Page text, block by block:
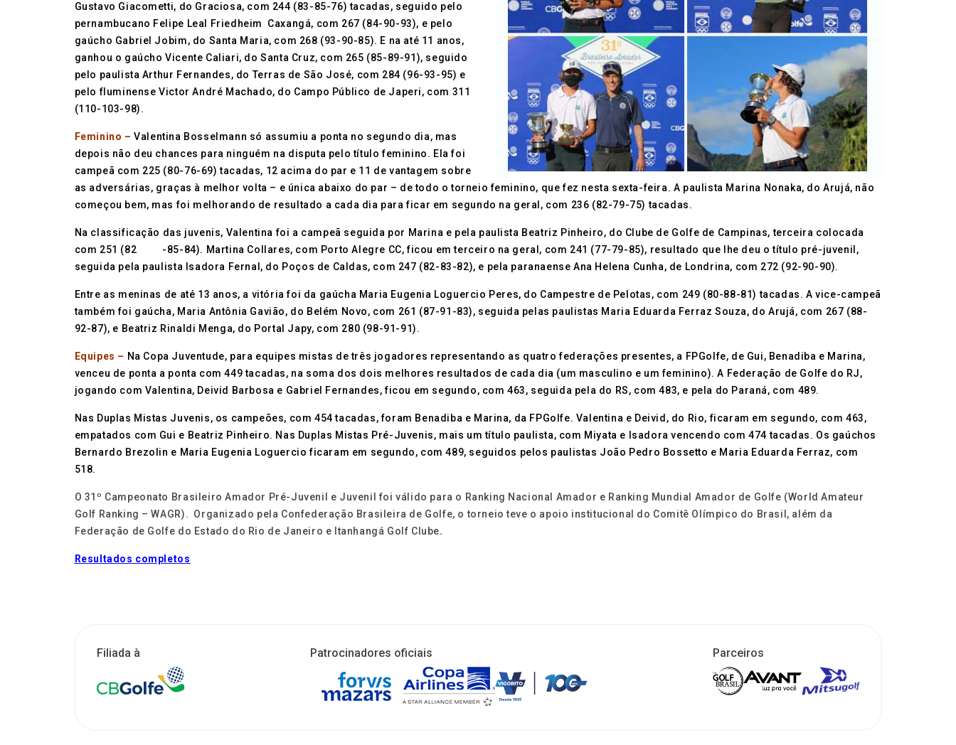
Gustavo Giacometti, do Graciosa, com 244 (83-85-76) tacadas, seguido pelo
pernambucano Felipe Leal Friedheim Caxangá, com 267 (84-90-93), e pelo
gaúcho Gabriel Jobim, do Santa Maria, com 268 (93-90-85). E na até 11 anos,
ganhou o gaúcho Vicente Caliari, do Santa Cruz, com 265 (85-89-91), seguido
pelo paulista Arthur Fernandes, do Terras de São José, com 284 (96-93-95) e
pelo fluminense Victor André Machado, do Campo Público de Japeri, com 311
(110-103-98).
Feminino – Valentina Bosselmann só assumiu a ponta no segundo dia, mas
depois não deu chances para ninguém na disputa pelo título feminino. Ela foi
campeã com 225 (80-76-69) tacadas, 12 acima do par e 11 de vantagem sobre
as adversárias, graças à melhor volta – e única abaixo do par – de todo o torneio feminino, que fez nesta sexta-feira. A paulista Marina Nonaka, do Arujá, não
começou bem, mas foi melhorando de resultado a cada dia para ficar em segundo na geral, com 236 (82-79-75) tacadas.
Na classificação das juvenis, Valentina foi a campeã seguida por Marina e pela paulista Beatriz Pinheiro, do Clube de Golfe de Campinas, terceira colocada
com 251 (82 -85-84). Martina Collares, com Porto Alegre CC, ficou em terceiro na geral, com 241 (77-79-85), resultado que lhe deu o título pré-juvenil,
seguida pela paulista Isadora Fernal, do Poços de Caldas, com 247 (82-83-82), e pela paranaense Ana Helena Cunha, de Londrina, com 272 (92-90-90).
Entre as meninas de até 13 anos, a vitória foi da gaúcha Maria Eugenia Loguercio Peres, do Campestre de Pelotas, com 249 (80-88-81) tacadas. A vice-campeã
também foi gaúcha, Maria Antônia Gavião, do Belém Novo, com 261 (87-91-83), seguida pelas paulistas Maria Eduarda Ferraz Souza, do Arujá, com 267 (88-
92-87), e Beatriz Rinaldi Menga, do Portal Japy, com 280 (98-91-91).
Equipes – Na Copa Juventude, para equipes mistas de três jogadores representando as quatro federações presentes, a FPGolfe, de Gui, Benadiba e Marina,
venceu de ponta a ponta com 449 tacadas, na soma dos dois melhores resultados de cada dia (um masculino e um feminino). A Federação de Golfe do RJ,
jogando com Valentina, Deivid Barbosa e Gabriel Fernandes, ficou em segundo, com 463, seguida pela do RS, com 483, e pela do Paraná, com 489.
Nas Duplas Mistas Juvenis, os campeões, com 454 tacadas, foram Benadiba e Marina, da FPGolfe. Valentina e Deivid, do Rio, ficaram em segundo, com 463,
empatados com Gui e Beatriz Pinheiro. Nas Duplas Mistas Pré-Juvenis, mais um título paulista, com Miyata e Isadora vencendo com 474 tacadas. Os gaúchos
Bernardo Brezolin e Maria Eugenia Loguercio ficaram em segundo, com 489, seguidos pelos paulistas João Pedro Bossetto e Maria Eduarda Ferraz, com
518.
O 31º Campeonato Brasileiro Amador Pré-Juvenil e Juvenil foi válido para o Ranking Nacional Amador e Ranking Mundial Amador de Golfe (World Amateur
Golf Ranking – WAGR). Organizado pela Confederação Brasileira de Golfe, o torneio teve o apoio institucional do Comitê Olímpico do Brasil, além da
Federação de Golfe do Estado do Rio de Janeiro e Itanhangá Golf Clube.
Resultados completos
Filiada à Patrocinadores oficiais Parceiros